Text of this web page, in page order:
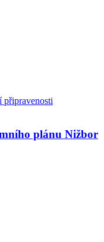
připravenosti
plánu Nižbor